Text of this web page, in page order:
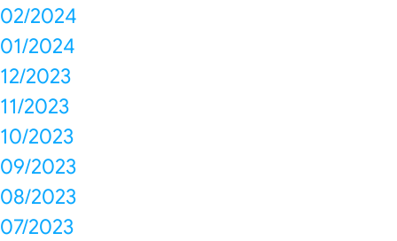
02/2024
01/2024
12/2023
11/2023
10/2023
09/2023
08/2023
07/2023